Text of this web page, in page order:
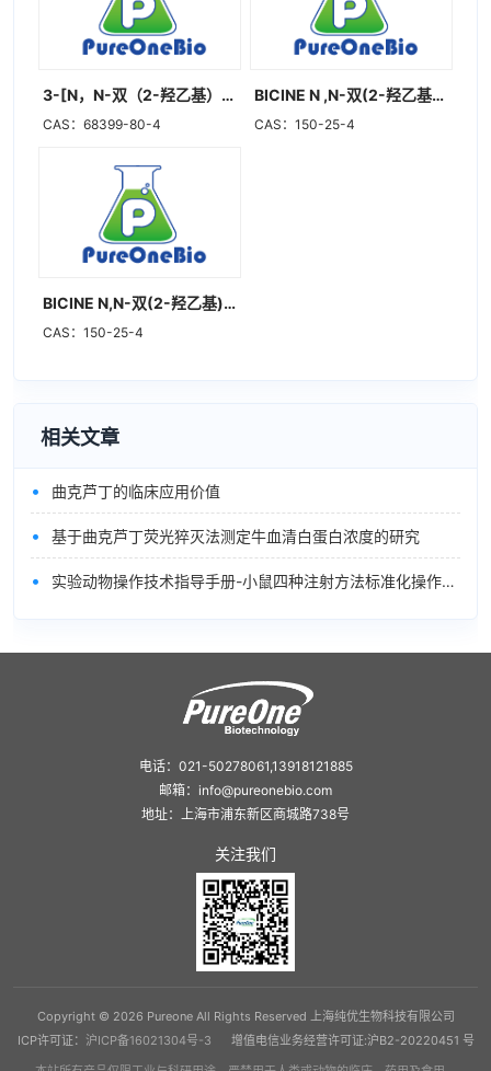
3-[N，N-双（2-羟乙基）]氨基-2-羟基丙磺酸
CAS：68399-80-4
BICINE N ,N-双(2-羟乙基)甘氨酸
CAS：150-25-4
BICINE N,N-双(2-羟乙基)甘氨酸
CAS：150-25-4
相关文章
• 曲克芦丁的临床应用价值
• 基于曲克芦丁荧光猝灭法测定牛血清白蛋白浓度的研究
• 实验动物操作技术指导手册-小鼠四种注射方法标准化操作指南
电话：021-50278061,13918121885
邮箱：info@pureonebio.com
地址：上海市浦东新区商城路738号
关注我们
Copyright © 2026 Pureone All Rights Reserved 上海纯优生物科技有限公司
ICP许可证： 沪ICP备16021304号-3
增值电信业务经营许可证:沪B2-20220451 号